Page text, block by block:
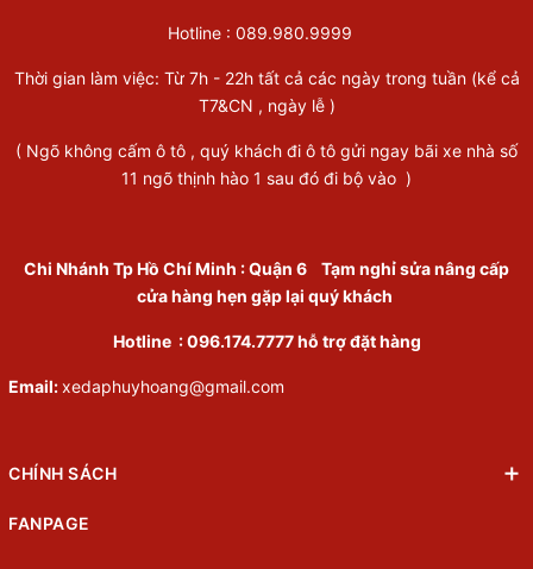
Hotline : 089.980.9999
Thời gian làm việc: Từ 7h - 22h tất cả các ngày trong tuần (kể cả
T7&CN , ngày lễ )
( Ngõ không cấm ô tô , quý khách đi ô tô gửi ngay bãi xe nhà số
11 ngõ thịnh hào 1 sau đó đi bộ vào )
Chi Nhánh Tp Hồ Chí Minh :Quận 6 Tạm nghỉ sửa nâng cấp
cửa hàng hẹn gặp lại quý khách
Hotline : 096.174.7777 hỗ trợ đặt hàng
Email:xedaphuyhoang@gmail.com
CHÍNH SÁCH
FANPAGE